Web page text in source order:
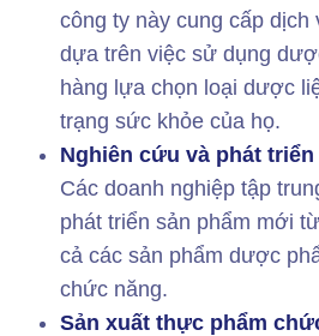
công ty này cung cấp
dựa trên việc sử dụng
hàng lựa chọn loại dược
trạng sức khỏe của họ.
Nghiên cứu và phát
Các doanh nghiệp tập
phát triển sản phẩm mới
cả các sản phẩm dược
chức năng.
Sản xuất thực phẩm